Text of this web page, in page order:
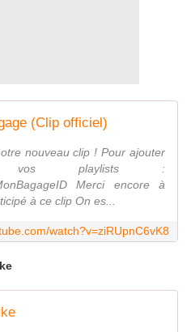
(Clip officiel)
nouveau clip ! Pour ajouter
playlists :
Merci encore à
à ce clip On es...
watch?v=ziRUpnC6vK8